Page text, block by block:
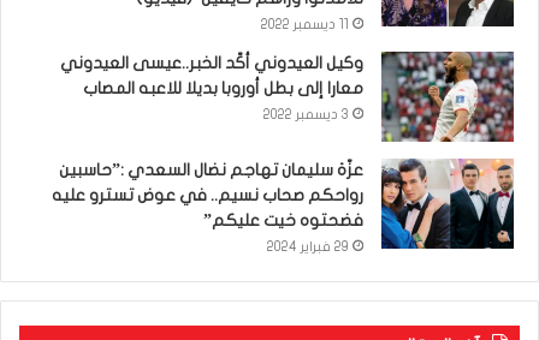
وكيل العيدوني أكّد الخبر..عيسى العيدوني
معارا إلى بطل أوروبا بديلا للاعبه المصاب
3 ديسمبر 2022
عزّة سليمان تهاجم نضال السعدي :”حاسبين
رواحكم صحاب نسيم.. في عوض تسترو عليه
فضحتوه خيت عليكم”
29 فبراير 2024